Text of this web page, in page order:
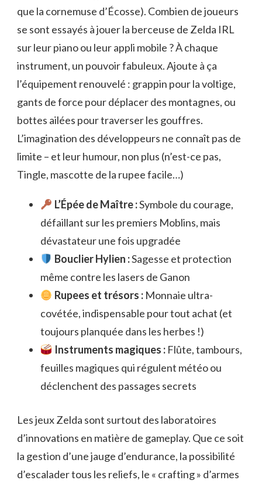
que la cornemuse d’Écosse). Combien de joueurs
se sont essayés à jouer la berceuse de Zelda IRL
sur leur piano ou leur appli mobile ? À chaque
instrument, un pouvoir fabuleux. Ajoute à ça
l’équipement renouvelé : grappin pour la voltige,
gants de force pour déplacer des montagnes, ou
bottes ailées pour traverser les gouffres.
L’imagination des développeurs ne connaît pas de
limite – et leur humour, non plus (n’est-ce pas,
Tingle, mascotte de la rupee facile…)
L’Épée de Maître :Symbole du courage,
défaillant sur les premiers Moblins, mais
dévastateur une fois upgradée
Bouclier Hylien :Sagesse et protection
même contre les lasers de Ganon
Rupees et trésors :Monnaie ultra-
covétée, indispensable pour tout achat (et
toujours planquée dans les herbes !)
Instruments magiques :Flûte, tambours,
feuilles magiques qui régulent météo ou
déclenchent des passages secrets
Les jeux Zelda sont surtout des laboratoires
d’innovations en matière de gameplay. Que ce soit
la gestion d’une jauge d’endurance, la possibilité
d’escalader tous les reliefs, le « crafting » d’armes